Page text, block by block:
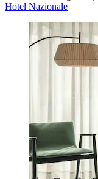
Hotel Nazionale